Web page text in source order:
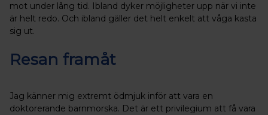
mot under lång tid. Ibland dyker möjligheter upp när vi inte
är helt redo. Och ibland gäller det helt enkelt att våga kasta
sig ut.
Resan framåt
Jag känner mig extremt ödmjuk inför att vara en
doktorerande barnmorska. Det är ett privilegium att få vara